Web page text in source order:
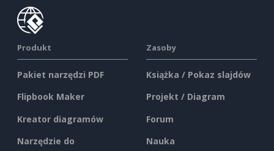
Produkt
Pakiet narzędzi PDF
Flipbook Maker
Kreator diagramów
Narzędzie do
Zasoby
Książka / Pokaz slajdów
Projekt / Diagram
Forum
Nauka